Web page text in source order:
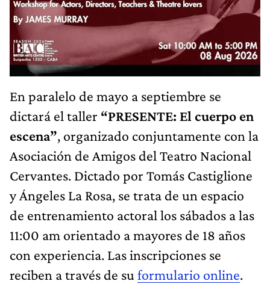
En paralelo de mayo a septiembre se
dictará el taller “PRESENTE: El cuerpo en
escena”, organizado conjuntamente con la
Asociación de Amigos del Teatro Nacional
Cervantes. Dictado por Tomás Castiglione
y Ángeles La Rosa, se trata de un espacio
de entrenamiento actoral los sábados a las
11:00 am orientado a mayores de 18 años
con experiencia. Las inscripciones se
reciben a través de su formulario online.